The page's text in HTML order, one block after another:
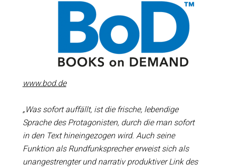
www.bod.de
„Was sofort auffällt, ist die frische, lebendige
Sprache des Protagonisten, durch die man sofort
in den Text hineingezogen wird. Auch seine
Funktion als Rundfunksprecher erweist sich als
unangestrengter und narrativ produktiver Link des